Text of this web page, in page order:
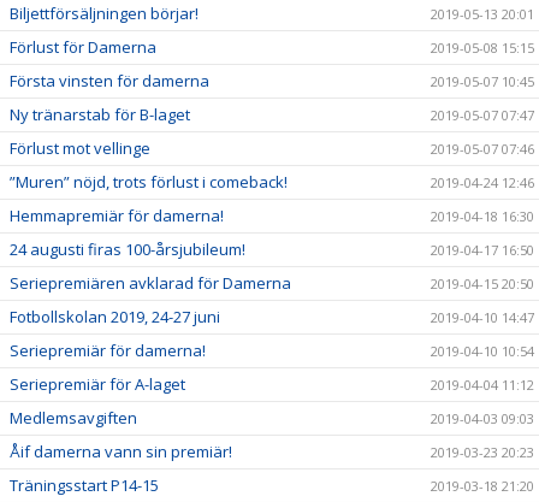
Biljettförsäljningen börjar! 2019-05-13 20:01
Förlust för Damerna 2019-05-08 15:15
Första vinsten för damerna 2019-05-07 10:45
Ny tränarstab för B-laget 2019-05-07 07:47
Förlust mot vellinge 2019-05-07 07:46
”Muren” nöjd, trots förlust i comeback! 2019-04-24 12:46
Hemmapremiär för damerna! 2019-04-18 16:30
24 augusti firas 100-årsjubileum! 2019-04-17 16:50
Seriepremiären avklarad för Damerna 2019-04-15 20:50
Fotbollskolan 2019, 24-27 juni 2019-04-10 14:47
Seriepremiär för damerna! 2019-04-10 10:54
Seriepremiär för A-laget 2019-04-04 11:12
Medlemsavgiften 2019-04-03 09:03
Åif damerna vann sin premiär! 2019-03-23 20:23
Träningsstart P14-15 2019-03-18 21:20